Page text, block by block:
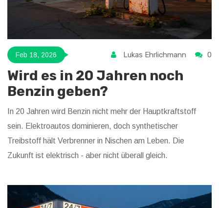
Feb 18, 2026 Lukas Ehrlichmann 0
Wird es in 20 Jahren noch
Benzin geben?
In 20 Jahren wird Benzin nicht mehr der Hauptkraftstoff
sein. Elektroautos dominieren, doch synthetischer
Treibstoff hält Verbrenner in Nischen am Leben. Die
Zukunft ist elektrisch - aber nicht überall gleich.